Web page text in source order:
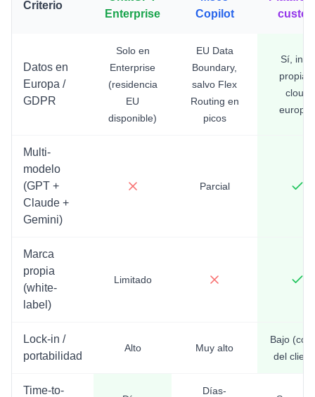
Criterio
Enterprise
Copilot
Datos en
Europa /
GDPR
Solo en
Enterprise
(residencia
EU
disponible)
EU Data
Boundary,
salvo Flex
Routing en
picos
Sí, infra
propia o
cloud
Multi-
modelo
(GPT +
Claude +
Gemini)
Parcial
Marca
propia
(white-
label)
Limitado
Lock-in /
portabilidad
Alto Muy alto
Bajo
del
Time-to-
Días-